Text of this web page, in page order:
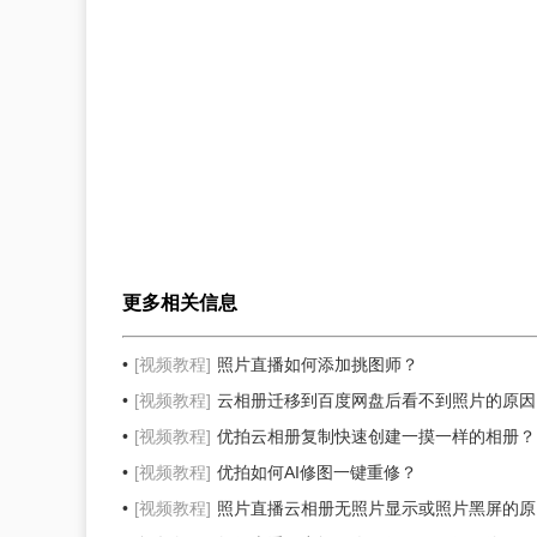
更多相关信息
[视频教程] 照片直播如何添加挑图师？
[视频教程] 云相册迁移到百度网盘后看不到照片的原
[视频教程] 优拍云相册复制快速创建一摸一样的相册？
[视频教程] 优拍如何AI修图一键重修？
[视频教程] 照片直播云相册无照片显示或照片黑屏的